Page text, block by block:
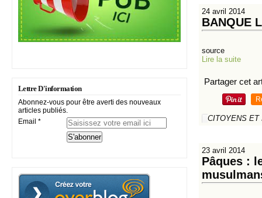
Lettre D'information
Abonnez-vous pour être averti des nouveaux
articles publiés.
Email
24 avril 2014
BANQUE
source
Lire la suite
Partager cet
CITOYENS ET
23 avril 2014
Pâques :